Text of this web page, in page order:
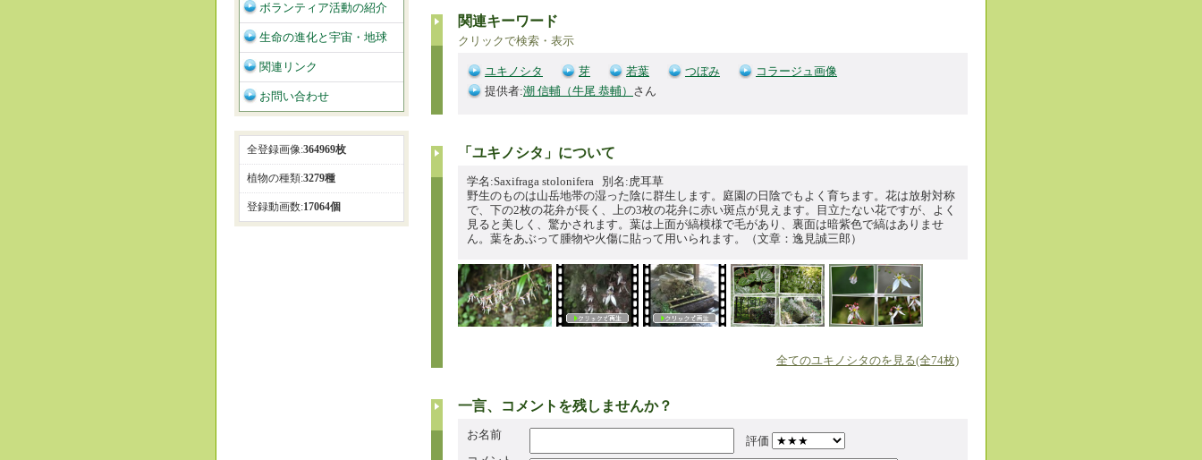
関連キーワード
クリックで検索・表示
ユキノシタ 芽 若葉 つぼみ
コラージュ画像
提供者:潮 信輔（牛尾 恭輔） さん
「ユキノシタ」について
学名:Saxifraga stolonifera 別名:虎耳草
野生のものは山岳地帯の湿った陰に群生します。庭園の日陰でもよく育ちます。花は放射対称
で、下の2枚の花弁が長く、上の3枚の花弁に赤い斑点が見えます。目立たない花ですが、よく
見ると美しく、驚かされます。葉は上面が縞模様で毛があり、裏面は暗紫色で縞はありませ
ん。葉をあぶって腫物や火傷に貼って用いられます。（文章：逸見誠三郎）
全てのユキノシタのを見る(全74枚)
一言、コメントを残しませんか？
お名前
評価
ボランティア活動の紹介
生命の進化と宇宙・地球
関連リンク
お問い合わせ
全登録画像:364969枚
植物の種類:3279種
登録動画数:17064個